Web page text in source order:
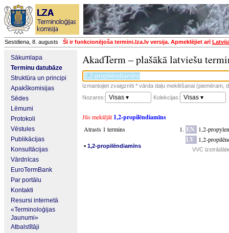
Sestdiena, 8. augusts Šī ir funkcionējoša termini.lza.lv versija. Apmeklējiet arī
Sākumlapa
Terminu datubāze
Struktūra un principi
Apakškomisijas
Sēdes
Lēmumi
Protokoli
Vēstules
Publikācijas
Konsultācijas
Vārdnīcas
EuroTermBank
Par portālu
Kontakti
Resursi internetā
«Terminoloģijas
Jaunumi»
Atbalstītāji
AkadTerm – plašākā latviešu
Izmantojiet zvaigznīti * vārda daļu meklēšanai (piemēram,
Nozares:
Visas ▾ Kolekcijas: Visas ▾
Jūs meklējāt 1,2-propilēndiamīns
Atrasts 1 termins
▪ 1,2-propilēndiamīns
EN 1,2-
LV 1,2-
VVC